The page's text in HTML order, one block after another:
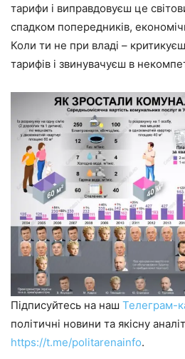
тарифи і виправдовуєш це
спадком попередників,
Коли ти не при владі –
тарифів і звинувачуєш в
Підписуйтесь на наш Телеграм-
політичні новини та якісну
https://t.me/politarenainfo.